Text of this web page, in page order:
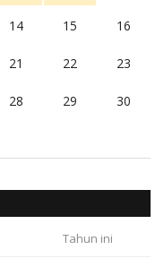
14 15 16
21 22 23
28 29 30
Tahun ini